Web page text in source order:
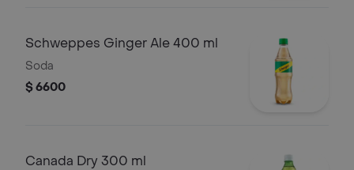
Schweppes Ginger Ale 400 ml
Soda
$ 6600
Canada Dry 300 ml